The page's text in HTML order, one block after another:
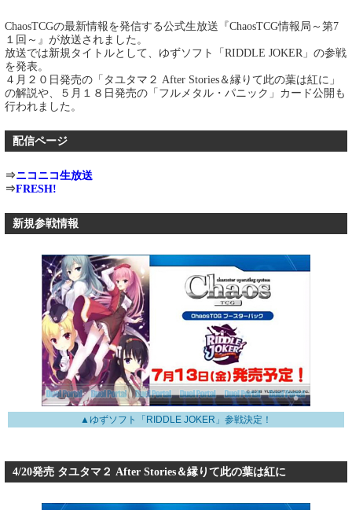
ChaosTCGの最新情報を発信する公式生放送『ChaosTCG情報局～第7
１回～』が放送されました。
放送では新規タイトルとして、ゆずソフト「RIDDLE JOKER」の参戦
を発表。
４月２０日発売の「タユタマ２ After Stories＆縁りて此の葉は紅に」
の解説や、５月１８日発売の「フルメタル・パニック」カード公開も
行われました。
配信ページ
⇒ニコニコ生放送
⇒FRESH!
新規参戦情報
▲ゆずソフト「RIDDLE JOKER」参戦決定！
4/20発売 タユタマ２ After Stories＆縁りて此の葉は紅に